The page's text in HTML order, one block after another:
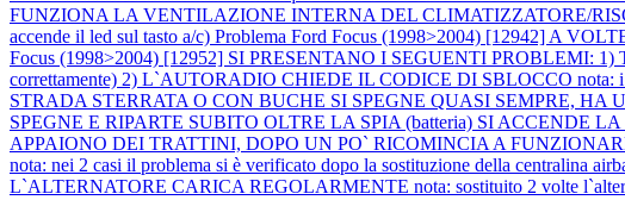
FUNZIONA LA VENTILAZIONE INTERNA DEL CLIMATIZZATORE/
accende il led sul tasto a/c) Problema Ford Focus (1998>2004) [12942] A
Focus (1998>2004) [12952] SI PRESENTANO I SEGUENTI PROBLEMI:
correttamente) 2) L`AUTORADIO CHIEDE IL CODICE DI SBLOCCO nota: i
STRADA STERRATA O CON BUCHE SI SPEGNE QUASI SEMPRE,
SPEGNE E RIPARTE SUBITO OLTRE LA SPIA (batteria) SI ACCENDE
APPAIONO DEI TRATTINI, DOPO UN PO` RICOMINCIA A
nota: nei 2 casi il problema si è verificato dopo la sostituzione della centralina
L`ALTERNATORE CARICA REGOLARMENTE nota: sostituito 2 volte